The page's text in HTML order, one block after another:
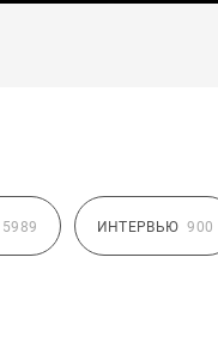
5989 ИНТЕРВЬЮ 900